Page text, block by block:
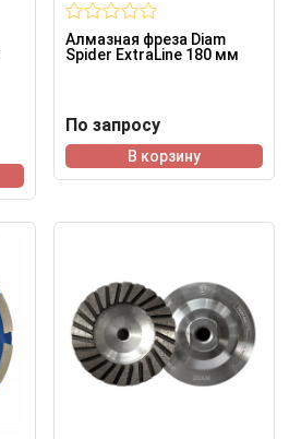
Алмазная фреза Diam
Spider ExtraLine 180 мм
По запросу
В корзину